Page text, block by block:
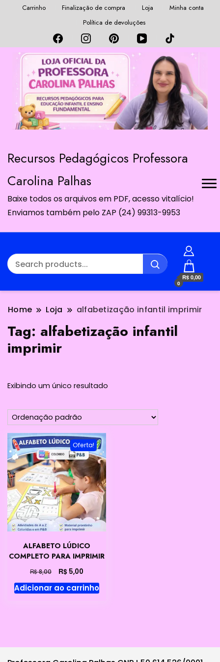
Carrinho Finalização de compra Loja
Minha conta
Política de devoluções
Recursos Pedagógicos Professora
Carolina Palhas
Baixe todos os arquivos em PDF, acesso vitalício!
Enviamos também pelo ZAP (24) 99313-9953
0
R$ 0,00
Home Loja alfabetização infantil imprimir
Tag: alfabetização infantil
imprimir
Exibindo um único resultado
Oferta!
ALFABETO LÚDICO
COMPLETO PARA IMPRIMIR
R$8,00
preço
original
R$5,00O
preço
atual
Adicionar ao carrinho